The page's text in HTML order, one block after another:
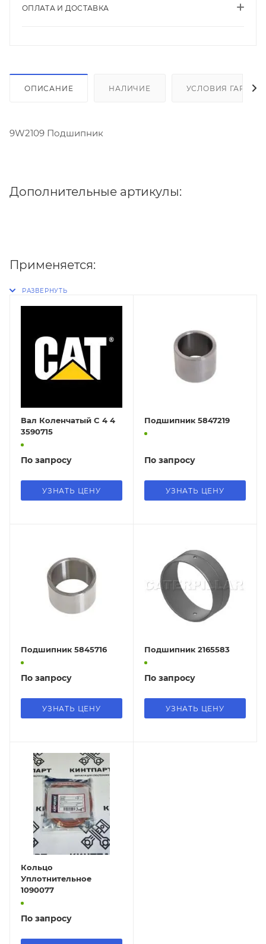
ОПЛАТА И ДОСТАВКА
ОПИСАНИЕ НАЛИЧИЕ УСЛОВИЯ
9W2109 Подшипник
Дополнительные артикулы:
Применяется:
Вал Коленчатый C 4 4
3590715
По запросу
УЗНАТЬ ЦЕНУ
Подшипник 5847219
По запросу
УЗНАТЬ ЦЕНУ
Подшипник 5845716
По запросу
УЗНАТЬ ЦЕНУ
Подшипник 2165583
По запросу
УЗНАТЬ ЦЕНУ
Кольцо
Уплотнительное
1090077
По запросу